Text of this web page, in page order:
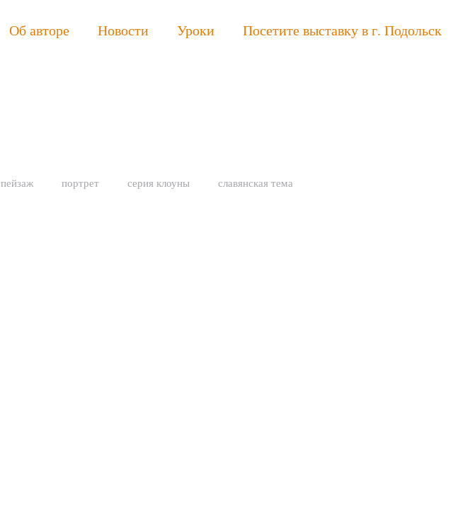
Об авторе Новости Уроки Посетите выставку в г. Подольск
пейзаж портрет серия клоуны славянская тема